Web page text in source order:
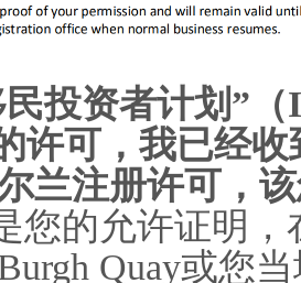
投资者计划”
许可，我已经
兰注册许可，
您的允许证明
Quay或您